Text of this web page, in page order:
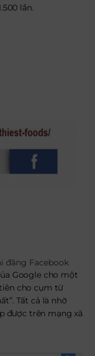
lần.
đăng Facebook
Google cho một
cho cụm từ
Tất cả là nhờ
được trên mạng xã